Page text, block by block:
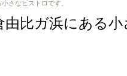
比ガ浜にある小